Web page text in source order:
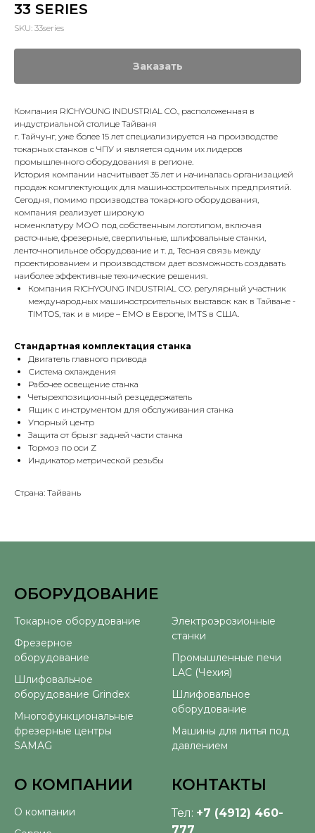
33 SERIES
SKU: 33series
Заказать
Компания RICHYOUNG INDUSTRIAL CO., расположенная в
индустриальной столице Тайваня
г. Тайчунг, уже более 15 лет специализируется на производстве
токарных станков с ЧПУ и является одним их лидеров
промышленного оборудования в регионе.
История компании насчитывает 35 лет и начиналась организацией
продаж комплектующих для машиностроительных предприятий.
Сегодня, помимо производства токарного оборудования,
компания реализует широкую
номенклатуру МОО под собственным логотипом, включая
расточные, фрезерные, сверлильные, шлифовальные станки,
ленточнопильное оборудование и т. д. Тесная связь между
проектированием и производством дает возможность создавать
наиболее эффективные технические решения.
Компания RICHYOUNG INDUSTRIAL CO. регулярный участник
международных машиностроительных выставок как в Тайване -
TIMTOS, так и в мире – ЕМО в Европе, IMTS в США.
Стандартная комплектация станка
Двигатель главного привода
Система охлаждения
Рабочее освещение станка
Четырехпозиционный резцедержатель
Ящик с инструментом для обслуживания станка
Упорный центр
Защита от брызг задней части станка
Тормоз по оси Z
Индикатор метрической резьбы
Страна: Тайвань
ОБОРУДОВАНИЕ
Токарное оборудование
Фрезерное
оборудование
Шлифовальное
оборудование Grindex
Многофункциональные
фрезерные центры
SAMAG
Электроэрозионные
станки
Промышленные печи
LAC (Чехия)
Шлифовальное
оборудование
Машины для литья под
давлением
О КОМПАНИИ
О компании
КОНТАКТЫ
Тел: +7 (4912) 460-
777